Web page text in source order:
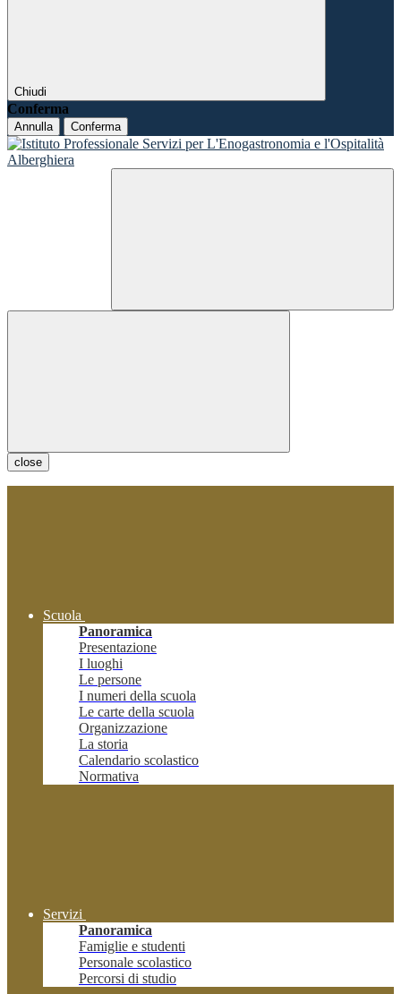
Chiudi
Conferma
Annulla Conferma
close
Scuola
Panoramica
Presentazione
I luoghi
Le persone
I numeri della scuola
Le carte della scuola
Organizzazione
La storia
Calendario scolastico
Normativa
Servizi
Panoramica
Famiglie e studenti
Personale scolastico
Percorsi di studio